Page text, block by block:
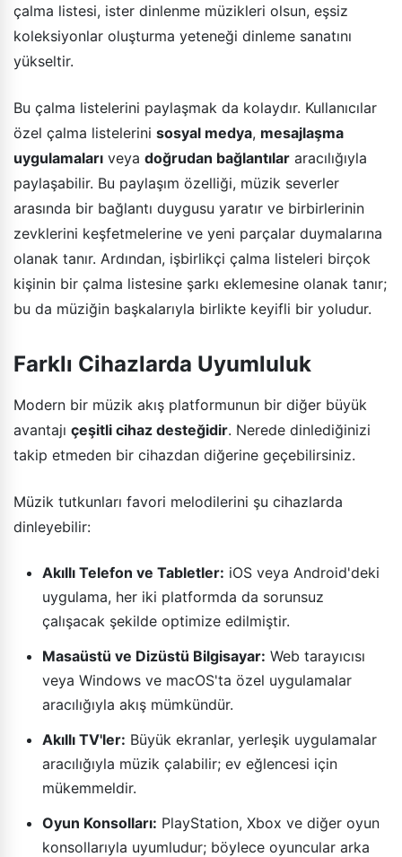
çalma listesi, ister dinlenme müzikleri olsun, eşsiz
koleksiyonlar oluşturma yeteneği dinleme sanatını
yükseltir.
Bu çalma listelerini paylaşmak da kolaydır. Kullanıcılar
özel çalma listelerini sosyal medya, mesajlaşma
uygulamaları veya doğrudan bağlantılar aracılığıyla
paylaşabilir. Bu paylaşım özelliği, müzik severler
arasında bir bağlantı duygusu yaratır ve birbirlerinin
zevklerini keşfetmelerine ve yeni parçalar duymalarına
olanak tanır. Ardından, işbirlikçi çalma listeleri birçok
kişinin bir çalma listesine şarkı eklemesine olanak tanır;
bu da müziğin başkalarıyla birlikte keyifli bir yoludur.
Farklı Cihazlarda Uyumluluk
Modern bir müzik akış platformunun bir diğer büyük
avantajı çeşitli cihaz desteğidir. Nerede dinlediğinizi
takip etmeden bir cihazdan diğerine geçebilirsiniz.
Müzik tutkunları favori melodilerini şu cihazlarda
dinleyebilir:
Akıllı Telefon ve Tabletler: iOS veya Android'deki
uygulama, her iki platformda da sorunsuz
çalışacak şekilde optimize edilmiştir.
Masaüstü ve Dizüstü Bilgisayar: Web tarayıcısı
veya Windows ve macOS'ta özel uygulamalar
aracılığıyla akış mümkündür.
Akıllı TV'ler: Büyük ekranlar, yerleşik uygulamalar
aracılığıyla müzik çalabilir; ev eğlencesi için
mükemmeldir.
Oyun Konsolları: PlayStation, Xbox ve diğer oyun
konsollarıyla uyumludur; böylece oyuncular arka